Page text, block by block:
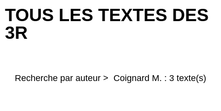
TOUS LES TEXTES DES
3R
Recherche par auteur > Coignard M. : 3 texte(s)